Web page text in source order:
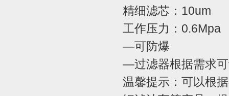
精细滤芯：10um
工作压力：0.6Mpa
—可防爆
—过滤器根据需求
温馨提示：可以根